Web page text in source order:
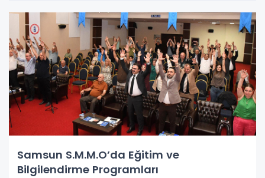
Samsun S.M.M.O’da Eğitim ve
Bilgilendirme Programları